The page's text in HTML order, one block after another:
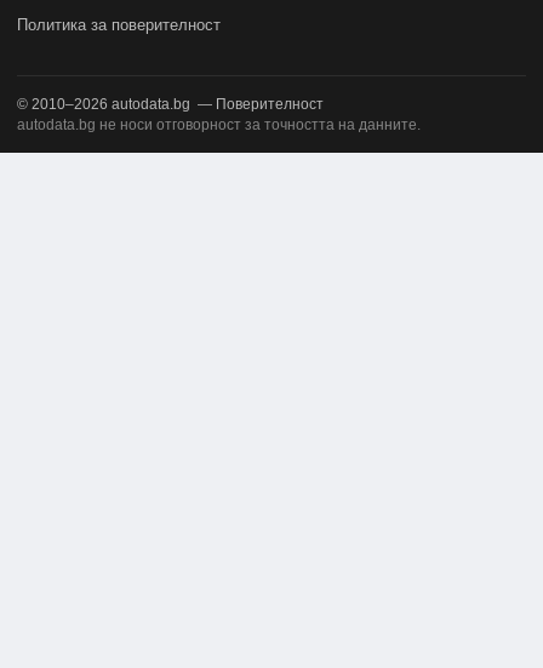
Политика за поверителност
© 2010–2026 autodata.bg — Поверителност
autodata.bg не носи отговорност за точността на данните.